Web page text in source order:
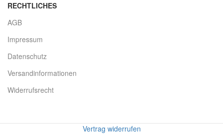
RECHTLICHES
AGB
Impressum
Datenschutz
Versandinformationen
Widerrufsrecht
Vertrag widerrufen